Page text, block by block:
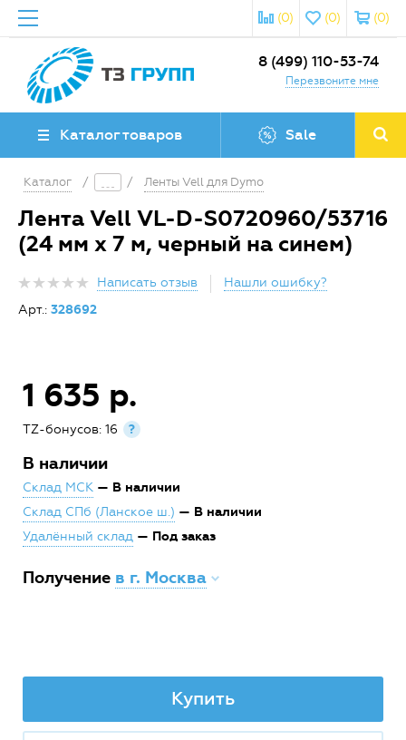
(0)
(0)
(0)
8 (499) 110-53-74
Перезвоните мне
Каталог товаров Sale
Каталог / / Ленты Vell для Dymo
Лента Vell VL-D-S0720960/53716
(24 мм х 7 м, черный на синем)
Написать отзыв
Нашли ошибку?
Арт.: 328692
1 635 р.
TZ-бонусов: 16 ?
В наличии
Склад МСК — В наличии
Склад СПб (Ланское ш.) — В наличии
Удалённый склад — Под заказ
Получение в г. Москва
Купить